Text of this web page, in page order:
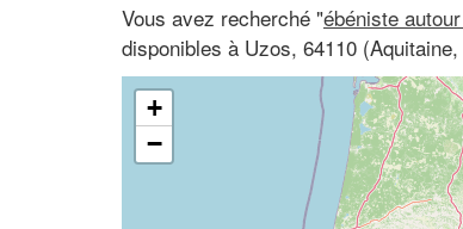
Vous avez recherché "ébéniste
disponibles à Uzos, 64110
+
−